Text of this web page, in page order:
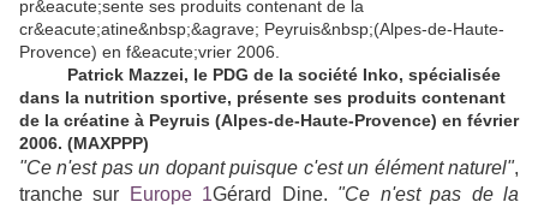
Patrick Mazzei, le PDG de la société Inko, spécialisée
dans la nutrition sportive, présente ses produits contenant
de la créatine à Peyruis (Alpes-de-Haute-Provence) en février
2006. (MAXPPP)
"Ce n'est pas un dopant puisque c'est un élément naturel",
tranche sur
Europe 1Gérard Dine. "Ce n'est pas de la